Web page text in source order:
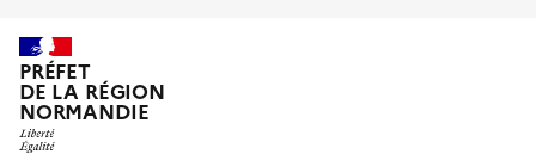
PRÉFET
DE LA RÉGION
NORMANDIE